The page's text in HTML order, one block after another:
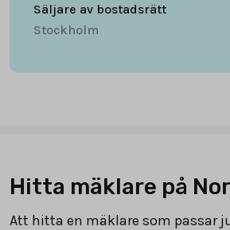
Säljare av bostadsrätt
Stockholm
Hitta mäklare på
Att hitta en mäklare som passar